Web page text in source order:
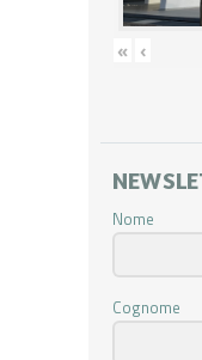
« ‹
Nome
Cognome